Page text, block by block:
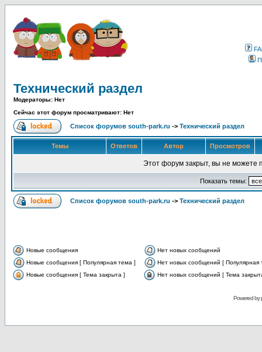
Технический раздел
Модераторы: Нет
Сейчас этот форум просматривают: Нет
Список форумов south-park.ru -> Технический раздел
Темы Ответов Автор Просмотров
Этот форум закрыт, вы не можете
Показать темы:
Список форумов south-park.ru -> Технический раздел
Новые сообщения
Нет новых сообщений
Новые сообщения [ Популярная тема ]
Нет новых сообщений [ Популярная
Новые сообщения [ Тема закрыта ]
Нет новых сообщений [ Тема
Powered by